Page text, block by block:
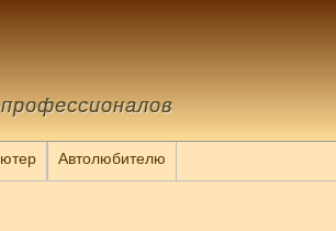
Автолюбителю